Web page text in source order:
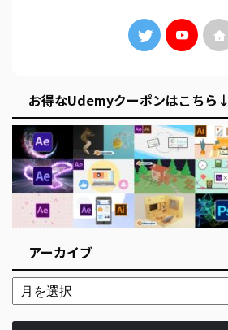
お得なUdemyクーポンはこちら↓
アーカイブ